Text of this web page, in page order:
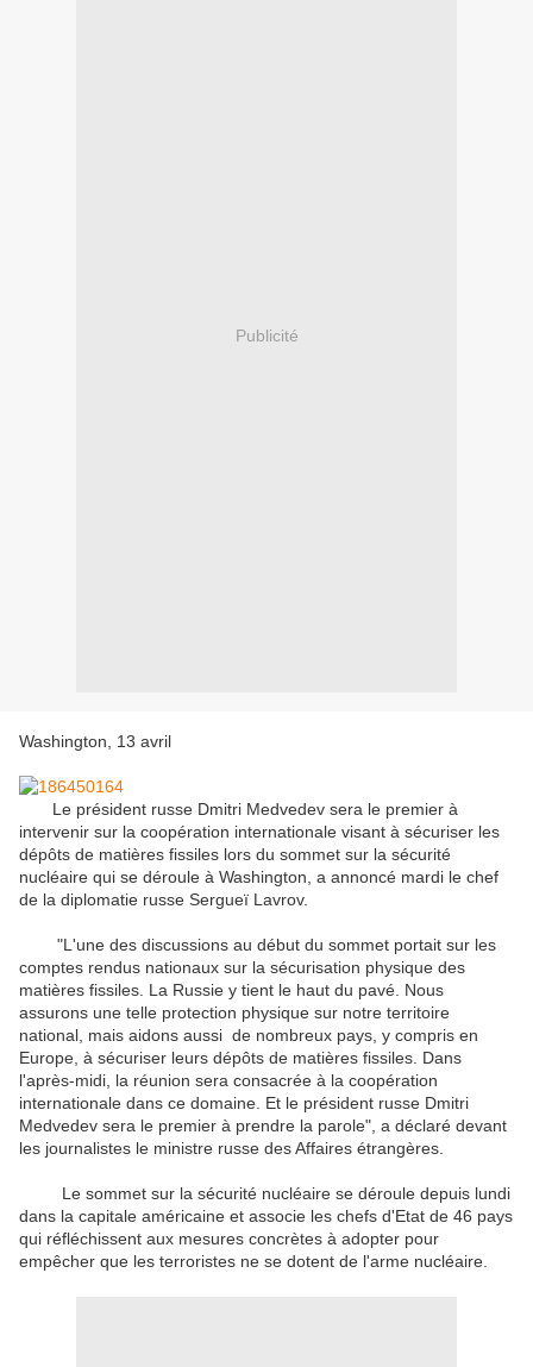
Publicité
Washington, 13 avril
Le président russe Dmitri Medvedev sera le premier à
intervenir sur la coopération internationale visant à sécuriser les
dépôts de matières fissiles lors du sommet sur la sécurité
nucléaire qui se déroule à Washington, a annoncé mardi le chef
de la diplomatie russe Sergueï Lavrov.
"L'une des discussions au début du sommet portait sur les
comptes rendus nationaux sur la sécurisation physique des
matières fissiles. La Russie y tient le haut du pavé. Nous
assurons une telle protection physique sur notre territoire
national, mais aidons aussi de nombreux pays, y compris en
Europe, à sécuriser leurs dépôts de matières fissiles. Dans
l'après-midi, la réunion sera consacrée à la coopération
internationale dans ce domaine. Et le président russe Dmitri
Medvedev sera le premier à prendre la parole", a déclaré devant
les journalistes le ministre russe des Affaires étrangères.
Le sommet sur la sécurité nucléaire se déroule depuis lundi
dans la capitale américaine et associe les chefs d'Etat de 46 pays
qui réfléchissent aux mesures concrètes à adopter pour
empêcher que les terroristes ne se dotent de l'arme nucléaire.